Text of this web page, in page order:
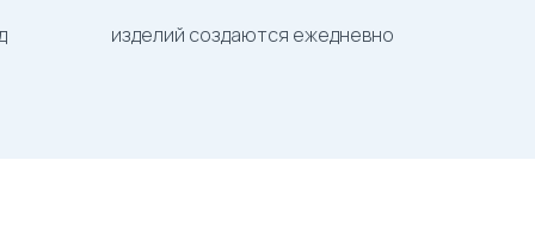
изделий создаются ежедневно